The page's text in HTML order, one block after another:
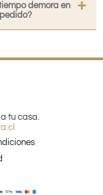
demora en
tu casa.